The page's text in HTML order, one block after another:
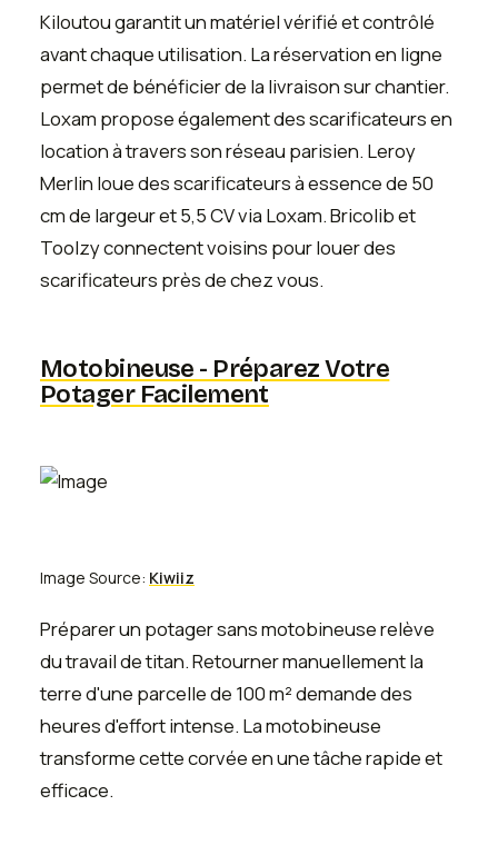
Kiloutou garantit un matériel vérifié et contrôlé
avant chaque utilisation. La réservation en ligne
permet de bénéficier de la livraison sur chantier.
Loxam propose également des scarificateurs en
location à travers son réseau parisien. Leroy
Merlin loue des scarificateurs à essence de 50
cm de largeur et 5,5 CV via Loxam. Bricolib et
Toolzy connectent voisins pour louer des
scarificateurs près de chez vous.
Motobineuse - Préparez Votre
Potager Facilement
Image Source: Kiwiiz
Préparer un potager sans motobineuse relève
du travail de titan. Retourner manuellement la
terre d'une parcelle de 100 m² demande des
heures d'effort intense. La motobineuse
transforme cette corvée en une tâche rapide et
efficace.